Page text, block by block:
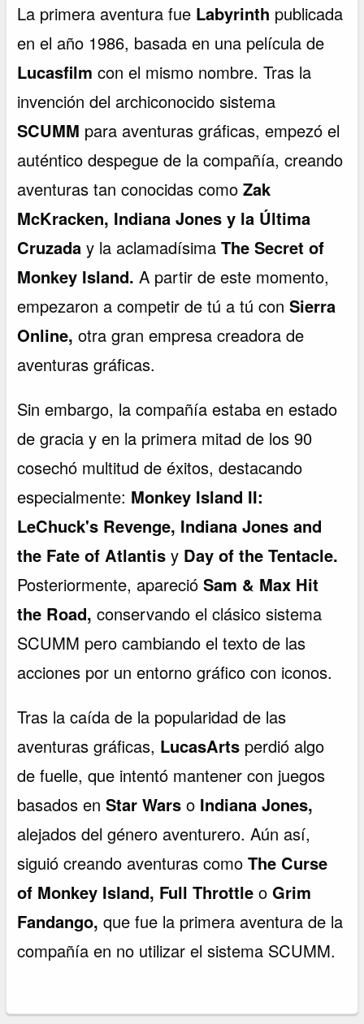
La primera aventura fue Labyrinth publicada
en el año 1986, basada en una película de
Lucasfilm con el mismo nombre. Tras la
invención del archiconocido sistema
SCUMM para aventuras gráficas, empezó el
auténtico despegue de la compañía, creando
aventuras tan conocidas comoZak
McKracken, Indiana Jones y la Última
Cruzada y la aclamadísimaThe Secret of
Monkey Island. A partir de este momento,
empezaron a competir de tú a tú conSierra
Online,otra gran empresa creadora de
aventuras gráficas.
Sin embargo, la compañía estaba en estado
de gracia y en la primera mitad de los 90
cosechó multitud de éxitos, destacando
especialmente: Monkey Island II:
LeChuck's Revenge, Indiana Jones and
the Fate of Atlantis y Day of the Tentacle.
Posteriormente, aparecióSam & Max Hit
the Road,conservando el clásico sistema
SCUMM pero cambiando el texto de las
acciones por un entorno gráfico con iconos.
Tras la caída de la popularidad de las
aventuras gráficas, LucasArts perdió algo
de fuelle, que intentó mantener con juegos
basados enStar Wars o Indiana Jones,
alejados del género aventurero. Aún así,
siguió creando aventuras comoThe Curse
of Monkey Island, Full Throttle oGrim
Fandango, que fue la primera aventura de la
compañía en no utilizar el sistema SCUMM.